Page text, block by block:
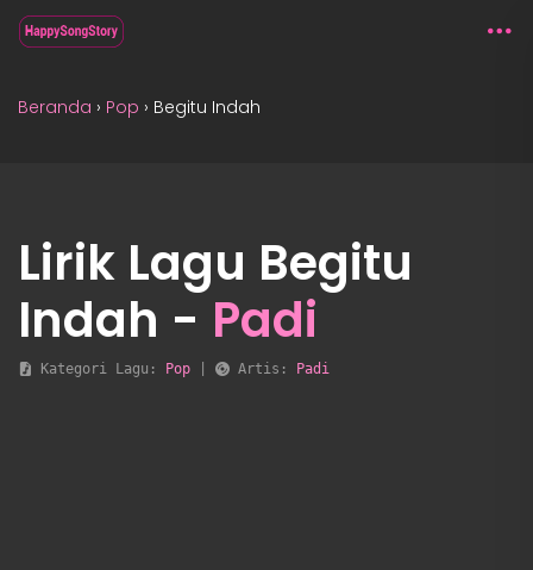
Beranda › Pop › Begitu Indah
Lirik Lagu Begitu
Indah - Padi
Kategori Lagu: Pop Artis: Padi